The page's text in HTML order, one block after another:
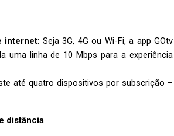
internet: Seja 3G, 4G ou Wi-Fi, a app GOtv
uma linha de 10 Mbps para a experiência
até quatro dispositivos por subscrição –
distância